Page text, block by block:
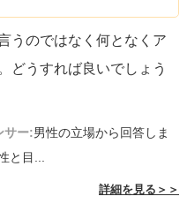
うのではなく何となくア
どうすれば良いでしょう
サー:男性の立場から回答しま
と目...
詳細を見る＞＞